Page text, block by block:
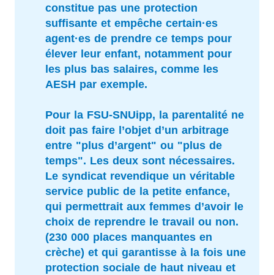
constitue pas une protection
suffisante et empêche certain·es
agent·es de prendre ce temps pour
élever leur enfant, notamment pour
les plus bas salaires, comme les
AESH par exemple.
Pour la FSU-SNUipp, la parentalité ne
doit pas faire l’objet d’un arbitrage
entre "plus d’argent" ou "plus de
temps". Les deux sont nécessaires.
Le syndicat revendique un véritable
service public de la petite enfance,
qui permettrait aux femmes d’avoir le
choix de reprendre le travail ou non.
(230 000 places manquantes en
crèche) et qui garantisse à la fois une
protection sociale de haut niveau et